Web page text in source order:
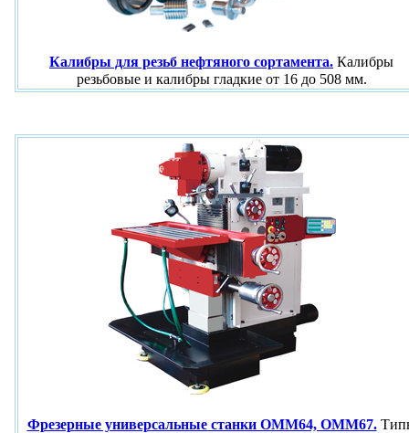
Калибры для резьб нефтяного сортамента. Калибры
резьбовые и калибры гладкие от 16 до 508 мм.
Фрезерные универсальные станки ОММ64, ОММ67.